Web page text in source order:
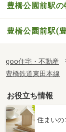
豊橋公園前駅
豊橋公園前駅(
goo住宅・不動産
豊橋鉄道東田本線
お役立ち情報
住まいの